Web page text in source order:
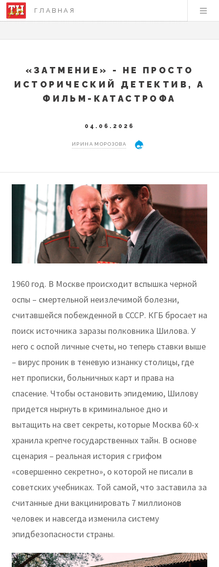
ГЛАВНАЯ
«ЗАТМЕНИЕ» - НЕ ПРОСТО
ИСТОРИЧЕСКИЙ ДЕТЕКТИВ, А
ФИЛЬМ-КАТАСТРОФА
04.06.2026
ИРИНА МОРОЗОВА
1960 год. В Москве происходит вспышка черной
оспы – смертельной неизлечимой болезни,
считавшейся побежденной в СССР. КГБ бросает на
поиск источника заразы полковника Шилова. У
него с оспой личные счеты, но теперь ставки выше
– вирус проник в теневую изнанку столицы, где
нет прописки, больничных карт и права на
спасение. Чтобы остановить эпидемию, Шилову
придется нырнуть в криминальное дно и
вытащить на свет секреты, которые Москва 60-х
хранила крепче государственных тайн. В основе
сценария – реальная история с грифом
«совершенно секретно», о которой не писали в
советских учебниках. Той самой, что заставила за
считанные дни вакцинировать 7 миллионов
человек и навсегда изменила систему
эпидбезопасности страны.